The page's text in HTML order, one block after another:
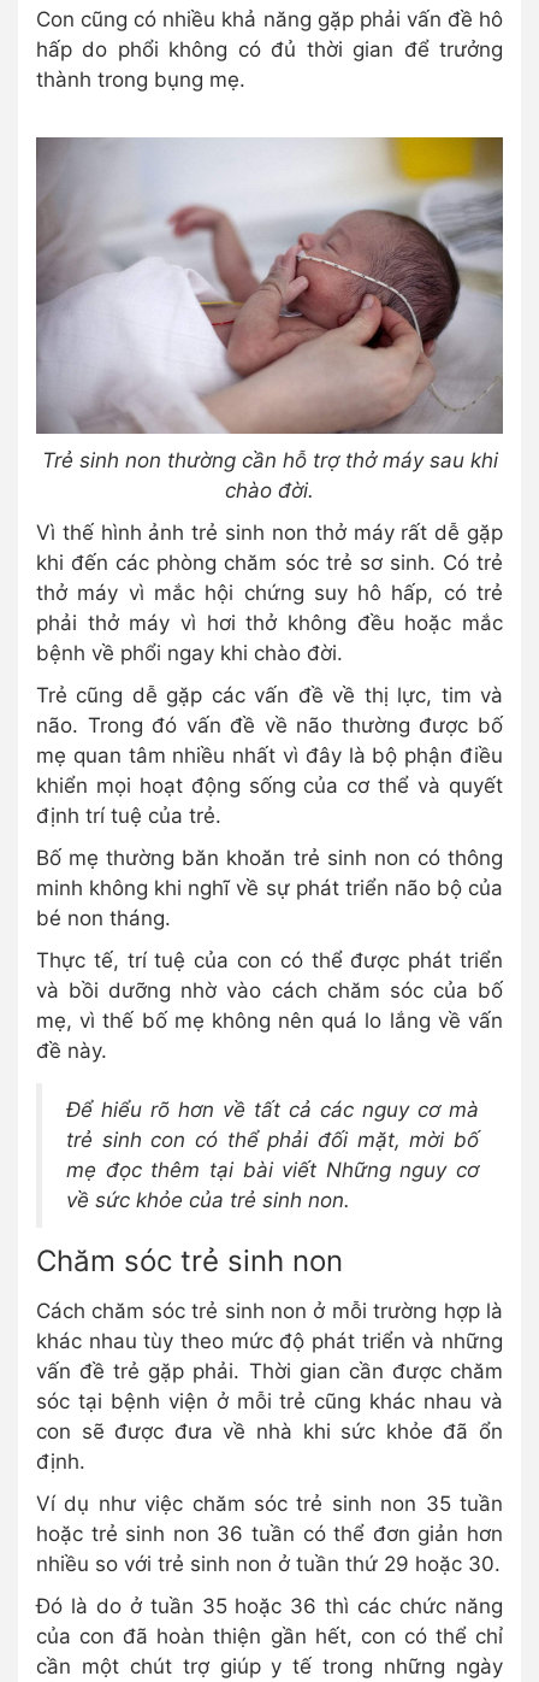
Con cũng có nhiều khả năng gặp phải vấn đề hô
hấp do phổi không có đủ thời gian để trưởng
thành trong bụng mẹ.
Trẻ sinh non thường cần hỗ trợ thở máy sau khi
chào đời.
Vì thế hình ảnh trẻ sinh non thở máy rất dễ gặp
khi đến các phòng chăm sóc trẻ sơ sinh. Có trẻ
thở máy vì mắc hội chứng suy hô hấp, có trẻ
phải thở máy vì hơi thở không đều hoặc mắc
bệnh về phổi ngay khi chào đời.
Trẻ cũng dễ gặp các vấn đề về thị lực, tim và
não. Trong đó vấn đề về não thường được bố
mẹ quan tâm nhiều nhất vì đây là bộ phận điều
khiển mọi hoạt động sống của cơ thể và quyết
định trí tuệ của trẻ.
Bố mẹ thường băn khoăn trẻ sinh non có thông
minh không khi nghĩ về sự phát triển não bộ của
bé non tháng.
Thực tế, trí tuệ của con có thể được phát triển
và bồi dưỡng nhờ vào cách chăm sóc của bố
mẹ, vì thế bố mẹ không nên quá lo lắng về vấn
đề này.
Để hiểu rõ hơn về tất cả các nguy cơ mà
trẻ sinh con có thể phải đối mặt, mời bố
mẹ đọc thêm tại bài viết Những nguy cơ
về sức khỏe của trẻ sinh non.
Chăm sóc trẻ sinh non
Cách chăm sóc trẻ sinh non ở mỗi trường hợp là
khác nhau tùy theo mức độ phát triển và những
vấn đề trẻ gặp phải. Thời gian cần được chăm
sóc tại bệnh viện ở mỗi trẻ cũng khác nhau và
con sẽ được đưa về nhà khi sức khỏe đã ổn
định.
Ví dụ như việc chăm sóc trẻ sinh non 35 tuần
hoặc trẻ sinh non 36 tuần có thể đơn giản hơn
nhiều so với trẻ sinh non ở tuần thứ 29 hoặc 30.
Đó là do ở tuần 35 hoặc 36 thì các chức năng
của con đã hoàn thiện gần hết, con có thể chỉ
cần một chút trợ giúp y tế trong những ngày